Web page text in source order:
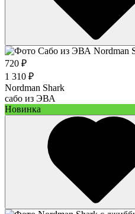
720 ₽
1 310 ₽
Nordman Shark
cабо из ЭВА
Новинка